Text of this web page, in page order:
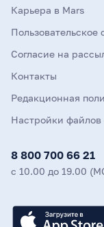
Карьера в Mars
Пользовательское
Согласие на
Контакты
Редакционная
Настройки файлов
8 800 700 66 21
с 10.00 до 19.00